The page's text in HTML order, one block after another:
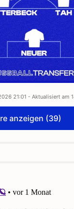
21:01 - Aktualisiert am
anzeigen (39)